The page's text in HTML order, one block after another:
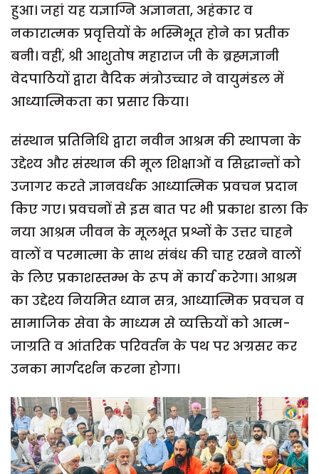
हुआ। जहां यह यज्ञाग्नि अज्ञानता, अहंकार व
नकारात्मक प्रवृत्तियों के भस्मिभूत होने का प्रतीक
बनी। वहीं, श्री आशुतोष महाराज जी के ब्रह्मज्ञानी
वेदपाठियों द्वारा वैदिक मंत्रोउच्चार ने वायुमंडल में
आध्यात्मिकता का प्रसार किया।
संस्थान प्रतिनिधि द्वारा नवीन आश्रम की स्थापना के
उद्देश्य और संस्थान की मूल शिक्षाओं व सिद्धान्तों को
उजागर करते ज्ञानवर्धक आध्यात्मिक प्रवचन प्रदान
किए गए। प्रवचनों से इस बात पर भी प्रकाश डाला कि
नया आश्रम जीवन के मूलभूत प्रश्नों के उत्तर चाहने
वालों व परमात्मा के साथ संबंध की चाह रखने वालों
के लिए प्रकाशस्तम्भ के रूप में कार्य करेगा। आश्रम
का उद्देश्य नियमित ध्यान सत्र, आध्यात्मिक प्रवचन व
सामाजिक सेवा के माध्यम से व्यक्तियों को आत्म-
जाग्रति व आंतरिक परिवर्तन के पथ पर अग्रसर कर
उनका मार्गदर्शन करना होगा।